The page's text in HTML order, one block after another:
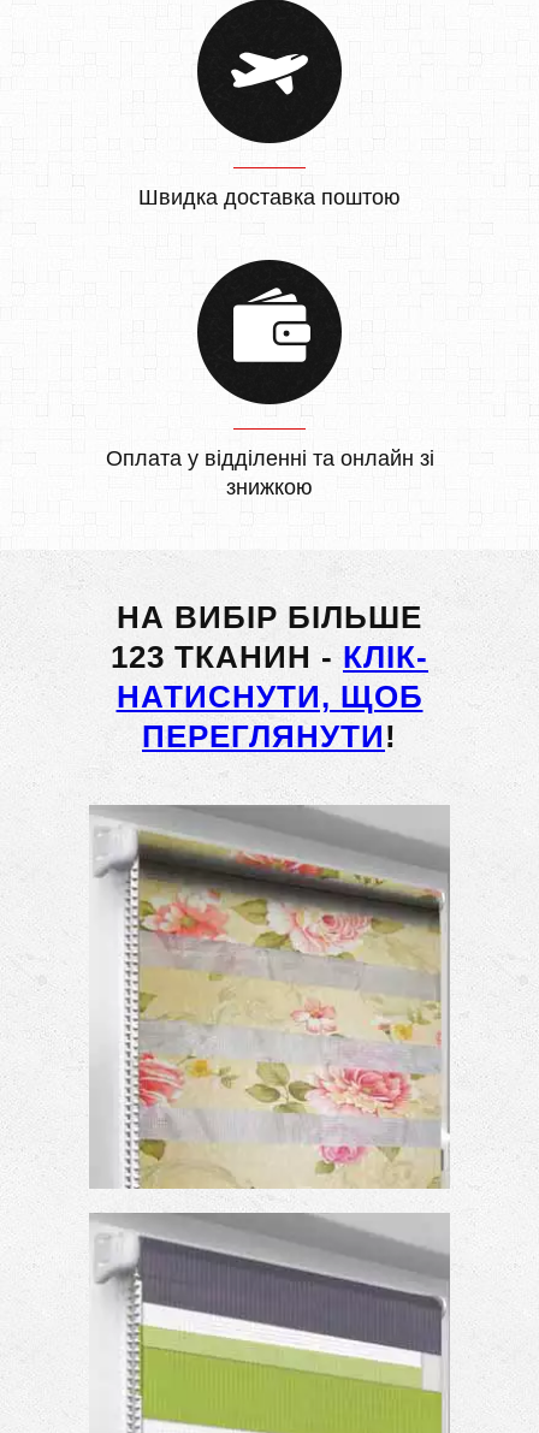
Швидка доставка поштою
Оплата у відділенні та онлайн зі
знижкою
НА ВИБІР БІЛЬШЕ
123 ТКАНИН - КЛІК-
НАТИСНУТИ, ЩОБ
ПЕРЕГЛЯНУТИ!